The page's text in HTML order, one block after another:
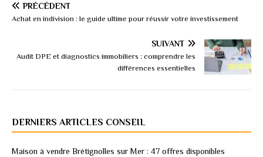
PRÉCÉDENT
Achat en indivision : le guide ultime pour réussir votre investissement
SUIVANT
Audit DPE et diagnostics immobiliers : comprendre les
différences essentielles
DERNIERS ARTICLES CONSEIL
Maison à vendre Brétignolles sur Mer : 47 offres disponibles